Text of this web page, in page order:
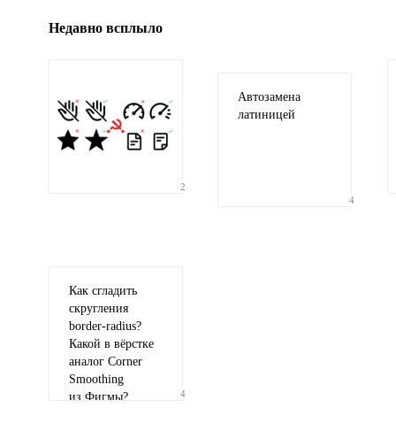
Недавно всплыло
2
Автозамена
латиницей
4
Как сгладить
скругления
border-radius?
Какой в вёрстке
аналог Corner
Smoothing
из Фигмы?
4